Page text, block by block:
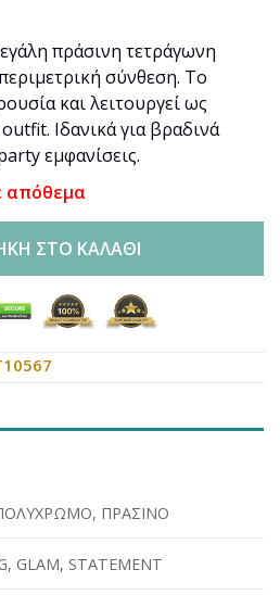
πράσινη τετράγωνη
σύνθεση. Το
και λειτουργεί ως
Ιδανικά για βραδινά
εμφανίσεις.
απόθεμα
ΣΤΟ ΚΑΛΆΘΙ
, ΠΡΑΣΙΝΟ
, GLAM, STATEMENT